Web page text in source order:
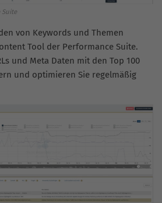
Suite
von Keywords und Themen
Tool der Performance Suite.
und Meta Daten mit den Top 100
und optimieren Sie regelmäßig